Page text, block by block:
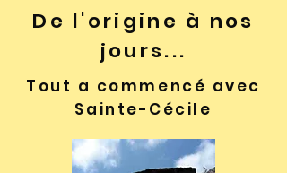
De l'origine à nos
jours...
Tout a commencé avec
Sainte-Cécile